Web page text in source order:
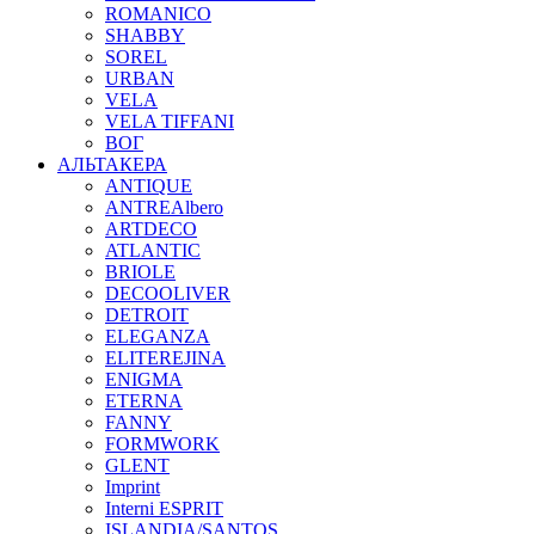
ROMANICO
SHABBY
SOREL
URBAN
VELA
VELA TIFFANI
ВОГ
АЛЬТАКЕРА
ANTIQUE
ANTREAlbero
ARTDECO
ATLANTIC
BRIOLE
DECOOLIVER
DETROIT
ELEGANZA
ELITEREJINA
ENIGMA
ETERNA
FANNY
FORMWORK
GLENT
Imprint
Interni ESPRIT